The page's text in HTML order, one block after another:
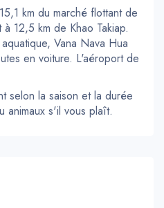
km du marché flottant de
12,5 km de Khao Takiap.
Vana Nava Hua
en voiture. L'aéroport de
selon la saison et la durée
animaux s'il vous plaît.